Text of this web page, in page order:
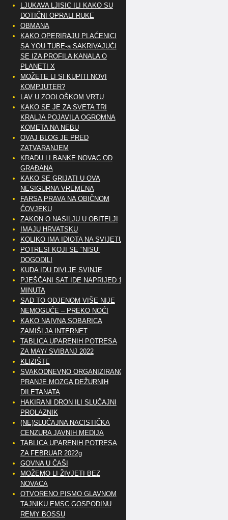
LJUKAVA LJISIC ILI KAKO SU
DOTIČNI OPRALI RUKE
OBMANA
KAKO OPERIRAJU PLAĆENICI
SA YOU TUBE-a SAKRIVAJUĆI
SE IZA PROFILA KANALA O
PLANETI X
MOŽETE LI SI KUPITI NOVI
KOMPJUTER?
LAV U ZOOLOŠKOM VRTU
KAKO SE JE ZA SVETA TRI
KRALJA POJAVILA OGROMNA
KOMETA NA NEBU
OVAJ BLOG JE PRED
ZATVARANJEM
KRADU LI BANKE NOVAC OD
GRAĐANA
KAKO SE GRIJATI U OVA
NESIGURNA VREMENA
FARSA PRAVA NA OBIČNOM
ČOVJEKU
ZAKON O NASILJU U OBITELJI
IMAJU HRVATSKU
KOLIKO IMA IDIOTA NA SVIJETU?
POTRESI KOJI SE “NISU”
DOGODILI
KUDA IDU DIVLJE SVINJE
PJEŠČANI SAT IDE NAPRIJED 10
MINUTA
SAD TO ODJENOM VIŠE NIJE
NEMOGUĆE – PREKO NOĆI
KAKO NAIVNA SOBARICA
ZAMIŠLJA INTERNET
TABLICA UPARENIH POTRESA
ZA MAY/ SVIBANJ 2022
KLIZIŠTE
SVAKODNEVNO ORGANIZIRANO
PRANJE MOZGA DEŽURNIH
DILETANATA
HAKIRANI DRON ILI SLUČAJNI
PROLAZNIK
(NE)SLUČAJNA NACISTIČKA
CENZURA JAVNIH MEDIJA
TABLICA UPARENIH POTRESA
ZA FEBRUAR 2022g
GOVNA U ČAŠI
MOŽEMO LI ŽIVJETI BEZ
NOVACA
OTVORENO PISMO GLAVNOM
TAJNIKU EMSC GOSPODINU
REMY BOSSU